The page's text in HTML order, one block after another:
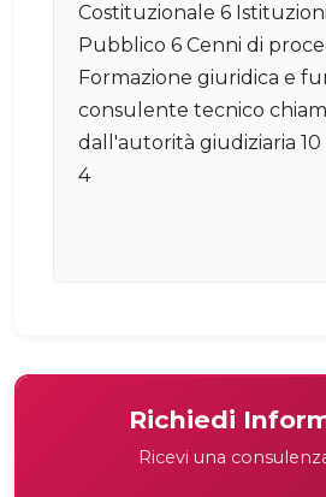
Costituzionale 6
Pubblico 6 Cenni di
Formazione giuridica e
consulente tecnico
dall'autorità giudiziaria 10
4
Richiedi
Ricevi una